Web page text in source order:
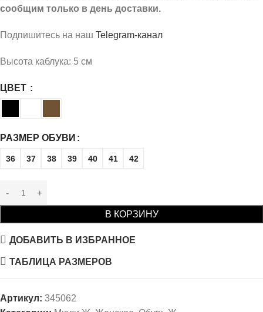
сообщим только в день доставки.
Подпишитесь на наш Telegram-канал
Высота каблука: 5 см
ЦВЕТ
РАЗМЕР ОБУВИ
36 37 38 39 40 41 42
В КОРЗИНУ
ДОБАВИТЬ В ИЗБРАННОЕ
ТАБЛИЦА РАЗМЕРОВ
Артикул: 345062